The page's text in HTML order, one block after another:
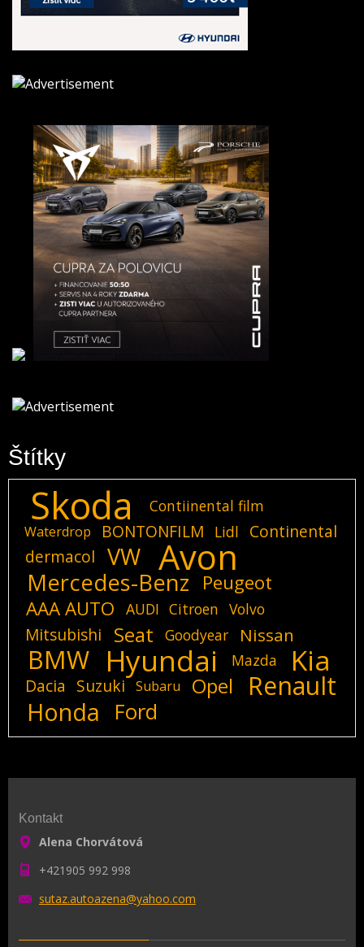
Štítky
Skoda Contiinental film
Waterdrop BONTONFILM Lidl
Continental
dermacol
VW Avon
Mercedes-Benz
Peugeot
AAA AUTO
AUDI Citroen Volvo
Mitsubishi Seat Goodyear Nissan
BMW Hyundai Mazda Kia
Dacia Suzuki Subaru Opel Renault
Honda Ford
Kontakt
Alena Chorvátová
+421905 992 998
sutaz.autoazena@yahoo.com